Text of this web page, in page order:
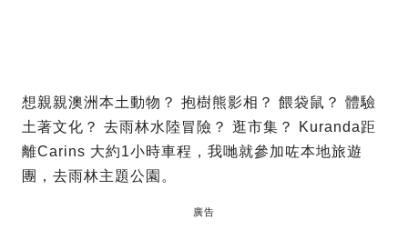
想親親澳洲本土動物？ 抱樹熊影相？ 餵袋鼠？ 體驗
土著文化？ 去雨林水陸冒險？ 逛市集？ Kuranda距
離Carins 大約1小時車程，我哋就參加咗本地旅遊
團，去雨林主題公園。
廣告